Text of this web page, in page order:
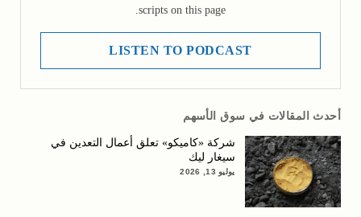
scripts on this page.
LISTEN TO PODCAST
أحدث المقالات في سوق الأسهم
شركة «كاميكو» تعلق أعمال التعدين في
سيغار ليك
يوليو 13, 2026